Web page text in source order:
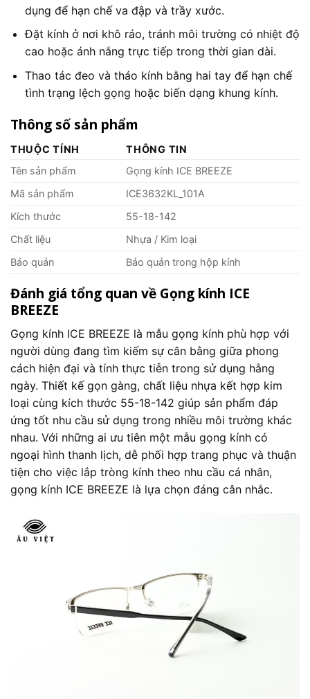
dụng để hạn chế va đập và trầy xước.
Đặt kính ở nơi khô ráo, tránh môi trường có nhiệt độ
cao hoặc ánh nắng trực tiếp trong thời gian dài.
Thao tác đeo và tháo kính bằng hai tay để hạn chế
tình trạng lệch gọng hoặc biến dạng khung kính.
Thông số sản phẩm
THUỘC TÍNH
THÔNG TIN
Tên sản phẩm
Gọng kính ICE BREEZE
Mã sản phẩm
ICE3632KL_101A
Kích thước
55-18-142
Chất liệu
Nhựa / Kim loại
Bảo quản
Bảo quản trong hộp kính
Đánh giá tổng quan về Gọng kính ICE
BREEZE
Gọng kính ICE BREEZE là mẫu gọng kính phù hợp với
người dùng đang tìm kiếm sự cân bằng giữa phong
cách hiện đại và tính thực tiễn trong sử dụng hằng
ngày. Thiết kế gọn gàng, chất liệu nhựa kết hợp kim
loại cùng kích thước 55-18-142 giúp sản phẩm đáp
ứng tốt nhu cầu sử dụng trong nhiều môi trường khác
nhau. Với những ai ưu tiên một mẫu gọng kính có
ngoại hình thanh lịch, dễ phối hợp trang phục và thuận
tiện cho việc lắp tròng kính theo nhu cầu cá nhân,
gọng kính ICE BREEZE là lựa chọn đáng cân nhắc.